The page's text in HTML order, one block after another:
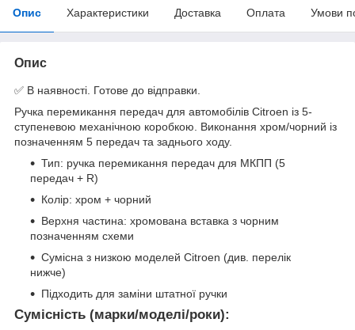
Опис Характеристики Доставка Оплата Умови
Опис
✅ В наявності. Готове до відправки.
Ручка перемикання передач для автомобілів Citroen із 5-
ступеневою механічною коробкою. Виконання хром/чорний із
позначенням 5 передач та заднього ходу.
Тип: ручка перемикання передач для МКПП (5
передач + R)
Колір: хром + чорний
Верхня частина: хромована вставка з чорним
позначенням схеми
Сумісна з низкою моделей Citroen (див. перелік
нижче)
Підходить для заміни штатної ручки
Сумісність (марки/моделі/роки):